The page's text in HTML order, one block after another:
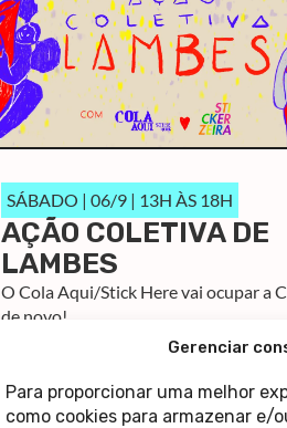
Gerenciar
Para proporcionar uma melhor
como cookies para armazenar e/
SÁBADO | 06/9 | 13H ÀS 18H
AÇÃO COLETIVA DE
LAMBES
O Cola Aqui/Stick Here vai ocupar a
de novo!